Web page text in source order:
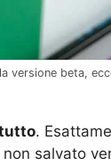
versione beta,
.
non salvato